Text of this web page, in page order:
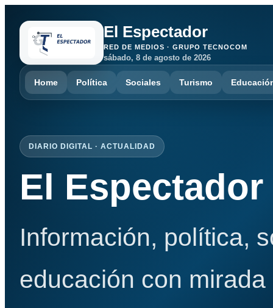
El Espectador
RED DE MEDIOS · GRUPO TECNOCOM
sábado, 8 de agosto de 2026
Home Política Sociales Turismo
DIARIO DIGITAL · ACTUALIDAD
El Espectador
Información, política,
educación con